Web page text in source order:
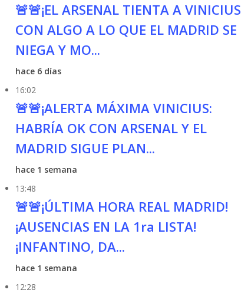
🚨🚨¡EL ARSENAL TIENTA A VINICIUS
CON ALGO A LO QUE EL MADRID SE
NIEGA Y MO...
hace 6 días
16:02
🚨🚨¡ALERTA MÁXIMA VINICIUS:
HABRÍA OK CON ARSENAL Y EL
MADRID SIGUE PLAN...
hace 1 semana
13:48
🚨🚨¡ÚLTIMA HORA REAL MADRID!
¡AUSENCIAS EN LA 1ra LISTA!
¡INFANTINO, DA...
hace 1 semana
12:28